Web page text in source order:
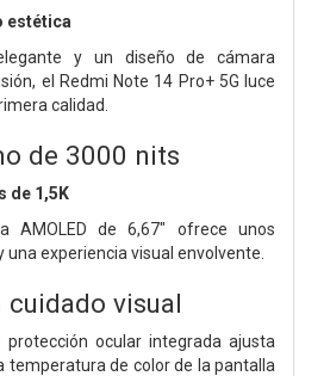
estética
y un diseño de cámara
el Redmi Note 14 Pro+ 5G luce
calidad.
de 3000 nits
de 1,5K
AMOLED de 6,67" ofrece unos
experiencia visual envolvente.
cuidado visual
protección ocular integrada ajusta
temperatura de color de la pantalla